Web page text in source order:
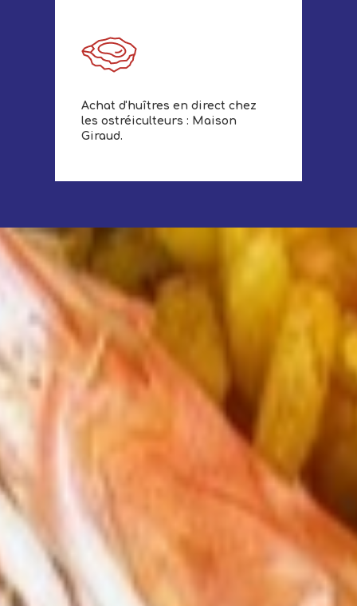
Achat d'huîtres en direct chez
les ostréiculteurs : Maison
Giraud.